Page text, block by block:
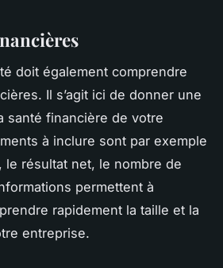
doit également comprendre
Il s’agit ici de donner une
santé financière de votre
à inclure sont par exemple
le résultat net, le nombre de
permettent à
rapidement la taille et la
entreprise.